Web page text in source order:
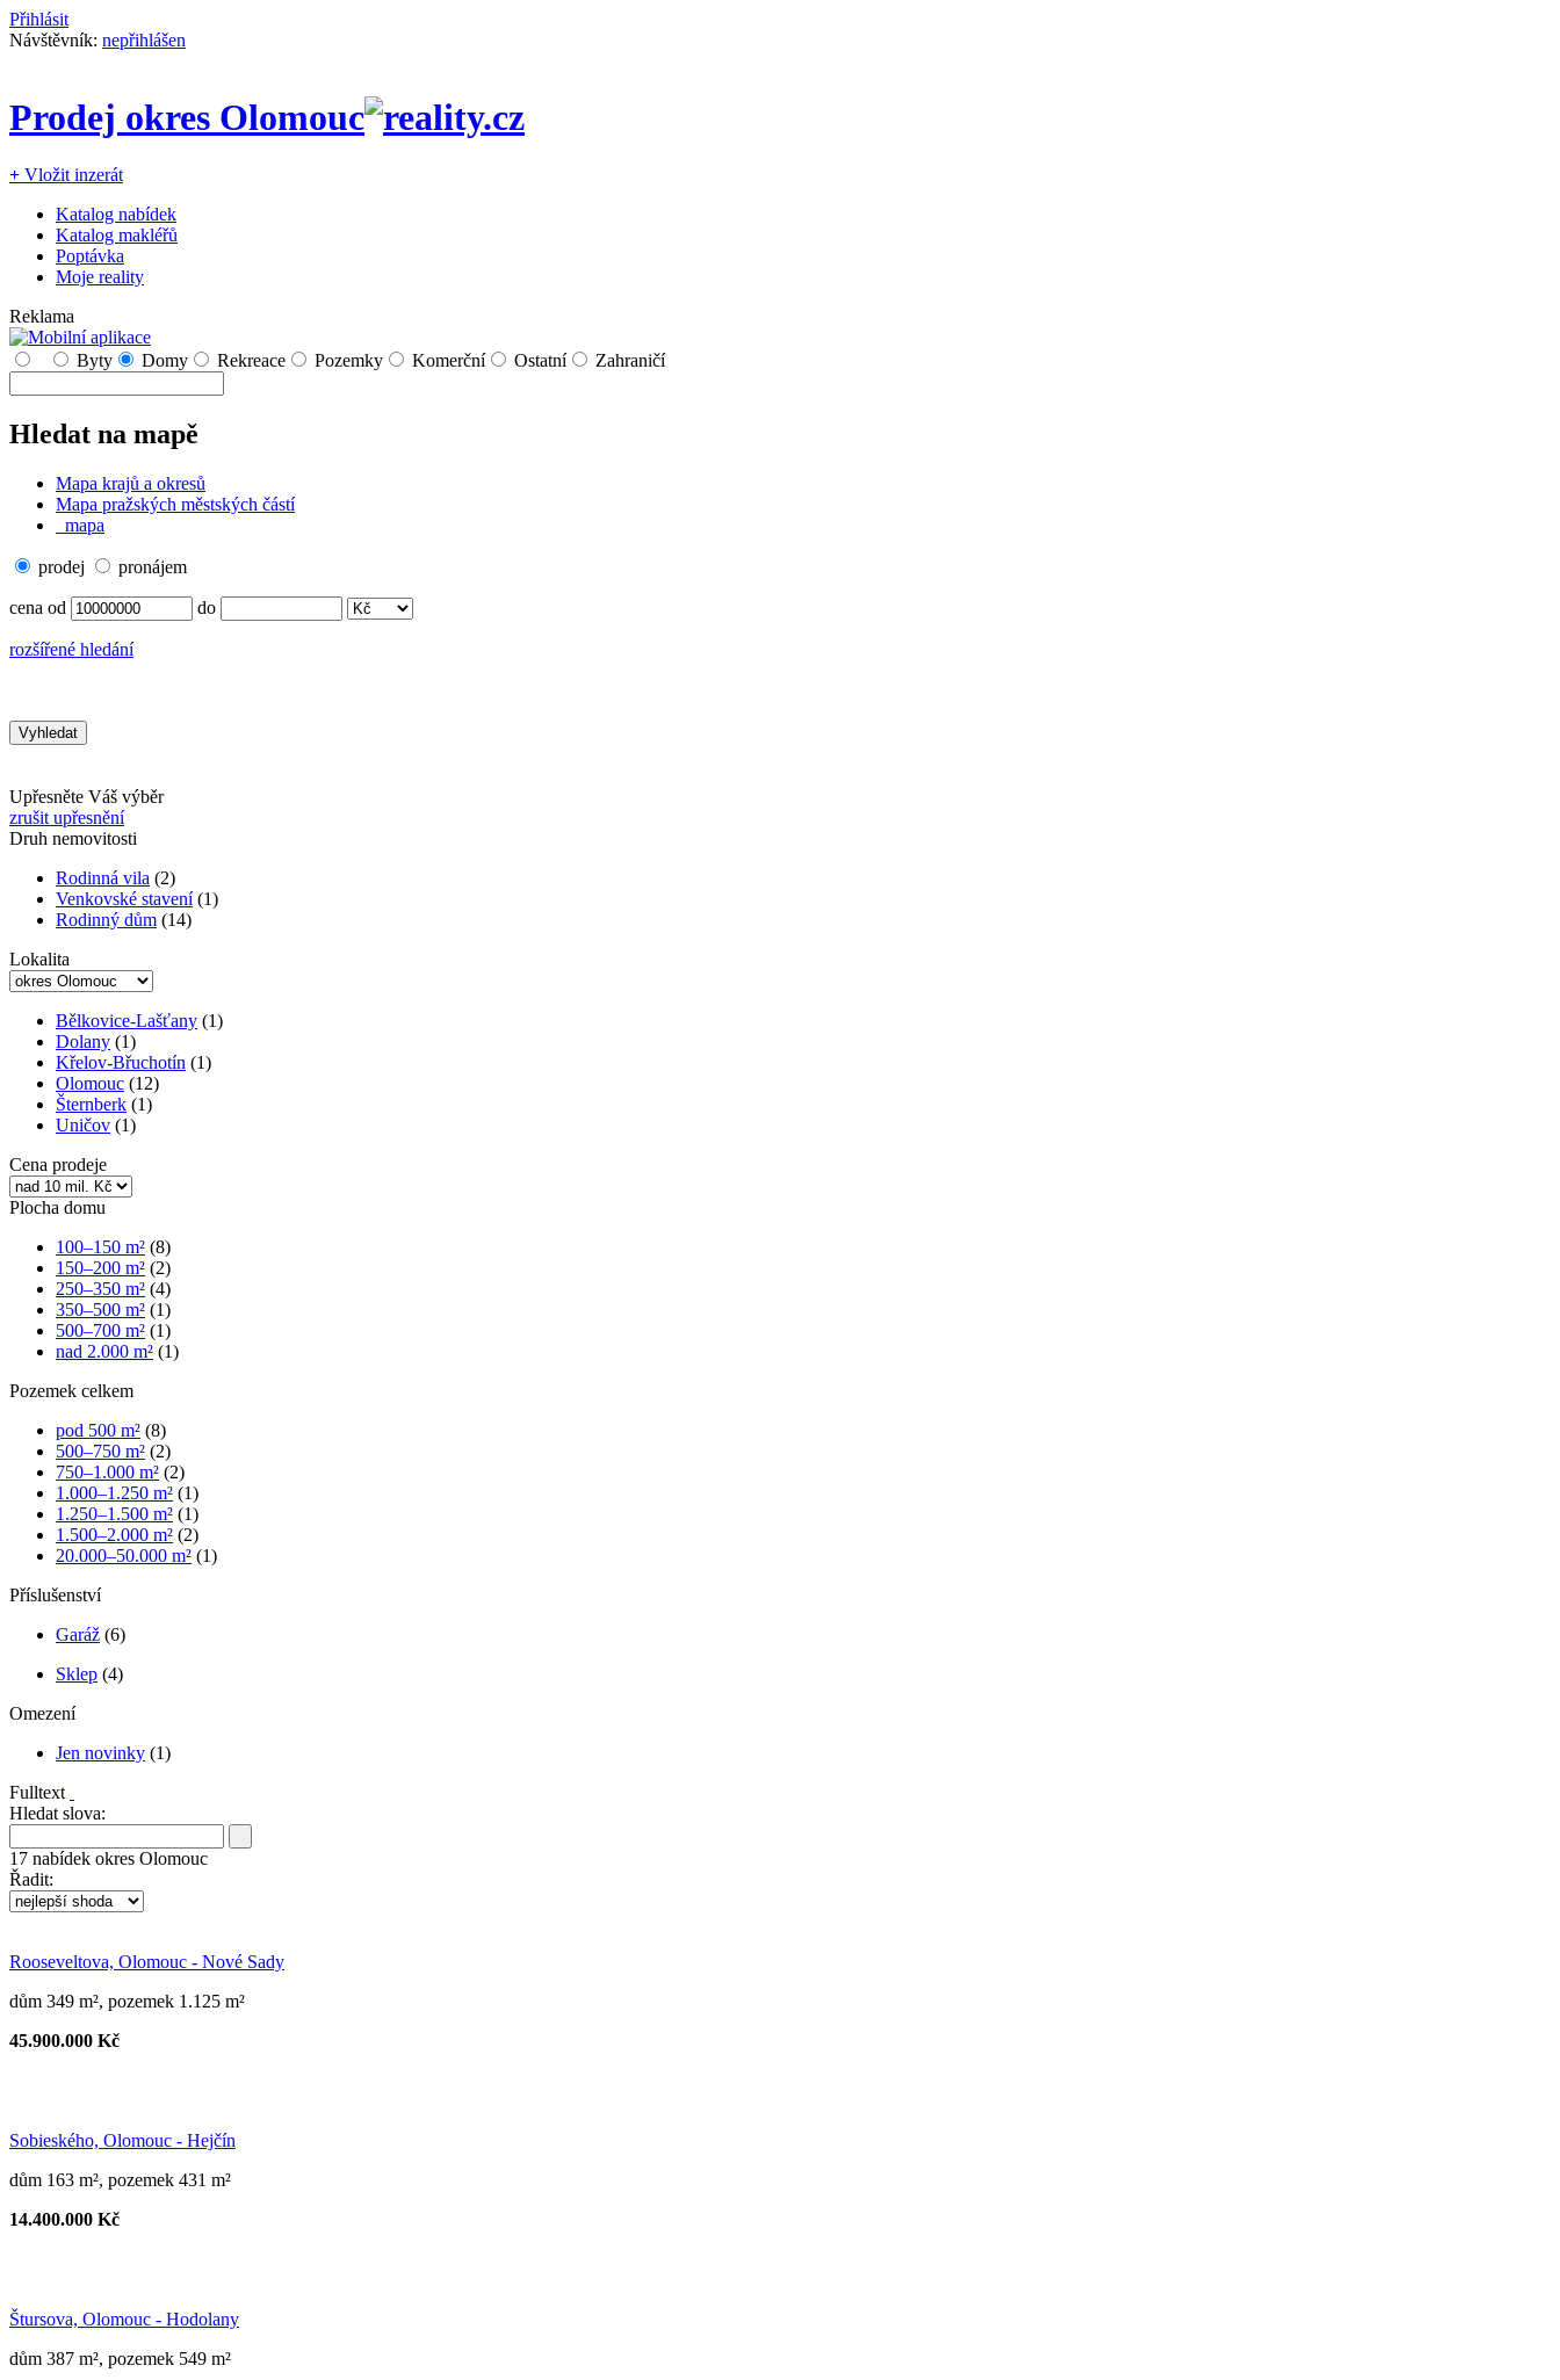
Přihlásit
Návštěvník: nepřihlášen
Prodej okres Olomouc
+ Vložit inzerát
Katalog nabídek
Katalog makléřů
Poptávka
Moje reality
Reklama
Byty Domy Rekreace Pozemky Komerční Ostatní Zahraničí
Hledat na mapě
Mapa krajů a okresů
Mapa pražských městských částí
mapa
prodej pronájem
cena od do
rozšířené hledání
Upřesněte Váš výběr
zrušit upřesnění
Druh nemovitosti
Rodinná vila (2)
Venkovské stavení(1)
Rodinný dům (14)
Lokalita
Bělkovice-Lašťany (1)
Dolany (1)
Křelov-Břuchotín (1)
Olomouc (12)
Šternberk (1)
Uničov (1)
Cena prodeje
Plocha domu
100–150 m² (8)
150–200 m² (2)
250–350 m² (4)
350–500 m² (1)
500–700 m² (1)
nad 2.000 m² (1)
Pozemek celkem
pod 500 m² (8)
500–750 m² (2)
750–1.000 m² (2)
1.000–1.250 m² (1)
1.250–1.500 m² (1)
1.500–2.000 m² (2)
20.000–50.000 m² (1)
Příslušenství
Garáž (6)
Sklep (4)
Omezení
Jen novinky (1)
Fulltext
Hledat slova:
17 nabídek okres Olomouc
Řadit:
Rooseveltova, Olomouc - Nové Sady
dům 349 m², pozemek 1.125 m²
45.900.000 Kč
Sobieského, Olomouc - Hejčín
dům 163 m², pozemek 431 m²
14.400.000 Kč
Štursova, Olomouc - Hodolany
dům 387 m², pozemek 549 m²